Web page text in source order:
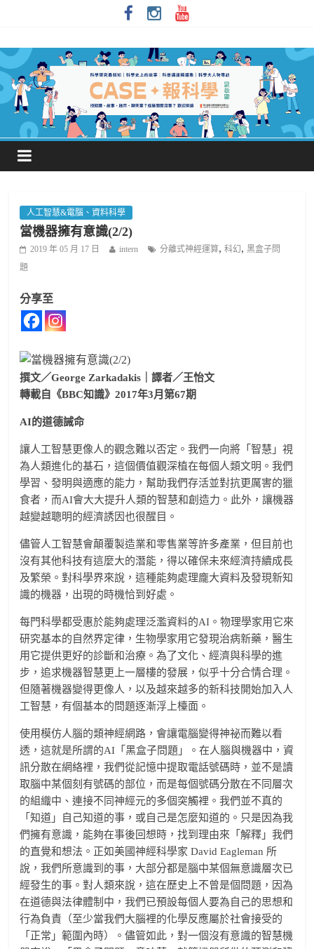
人工智慧&電腦、資料科學
當機器擁有意識(2/2)
2019 年 05 月 17 日 intern 分離式神經運算,科幻,黑盒子問
題
分享至
撰文／George Zarkadakis｜譯者／王怡文
轉載自《BBC知識》2017年3月第67期
AI的道德誡命
讓人工智慧更像人的觀念難以否定。我們一向將「智慧」視
為人類進化的基石，這個價值觀深植在每個人類文明。我們
學習、發明與適應的能力，幫助我們存活並對抗更厲害的獵
食者，而AI會大大提升人類的智慧和創造力。此外，讓機器
越變越聰明的經濟誘因也很醒目。
儘管人工智慧會顛覆製造業和零售業等許多產業，但目前也
沒有其他科技有這麼大的潛能，得以確保未來經濟持續成長
及繁榮。對科學界來說，這種能夠處理龐大資料及發現新知
識的機器，出現的時機恰到好處。
每門科學都受惠於能夠處理泛濫資料的AI。物理學家用它來
研究基本的自然界定律，生物學家用它發現治病新藥，醫生
用它提供更好的診斷和治療。為了文化、經濟與科學的進
步，追求機器智慧更上一層樓的發展，似乎十分合情合理。
但隨著機器變得更像人，以及越來越多的新科技開始加入人
工智慧，有個基本的問題逐漸浮上檯面。
使用模仿人腦的類神經網路，會讓電腦變得神祕而難以看
透，這就是所謂的AI「黑盒子問題」。在人腦與機器中，資
訊分散在網絡裡，我們從記憶中提取電話號碼時，並不是讀
取腦中某個刻有號碼的部位，而是每個號碼分散在不同層次
的組織中、連接不同神經元的多個突觸裡。我們並不真的
「知道」自己知道的事，或自己是怎麼知道的。只是因為我
們擁有意識，能夠在事後回想時，找到理由來「解釋」我們
的直覺和想法。正如美國神經科學家 David Eagleman 所
說，我們所意識到的事，大部分都是腦中某個無意識層次已
經發生的事。對人類來說，這在歷史上不曾是個問題，因為
在道德與法律體制中，我們已預設每個人要為自己的思想和
行為負責（至少當我們大腦裡的化學反應屬於社會接受的
「正常」範圍內時）。儘管如此，對一個沒有意識的智慧機